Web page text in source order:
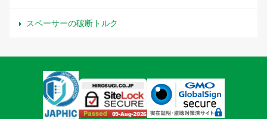
スペーサーの破断トルク